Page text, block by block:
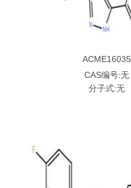
ACME16035
CAS编号:无
分子式:无